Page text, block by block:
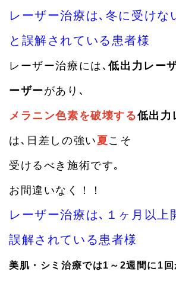
薬代金を掲載いたしますのでご参照く
で保険診療までは、お安くなりません
分の処方を致しますので、診察料、調
の負担が減り長期的にはお安くなる場合
す。 なお、美容施術をご希望の患者
施術中の診察となします。
今年２０２４年もあと１０日ありませ
取れなくなっていることが判明しました
て、気分を一新して新年をお迎えくださ
2024.12.12
直接お電話ください。場合によっては
令和6年12月年末 超特別キャンペー
レーザー治療は､冬に受けな
と誤解されている患者様
レーザー治療には､低出力レー
ーザーがあり､
メラニン色素を破壊する低出力
は､日差しの強い夏こそ
受けるべき施術です｡
お間違いなく！！
レーザー治療は､１ヶ月以上
誤解されている患者様
美肌・シミ治療では1 ～ 2週間に 1